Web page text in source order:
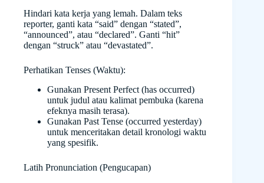
Hindari kata kerja yang lemah. Dalam teks
reporter, ganti kata “said” dengan “stated”,
“announced”, atau “declared”. Ganti “hit”
dengan “struck” atau “devastated”.
Perhatikan Tenses (Waktu):
Gunakan Present Perfect (has occurred)
untuk judul atau kalimat pembuka (karena
efeknya masih terasa).
Gunakan Past Tense (occurred yesterday)
untuk menceritakan detail kronologi waktu
yang spesifik.
Latih Pronunciation (Pengucapan)